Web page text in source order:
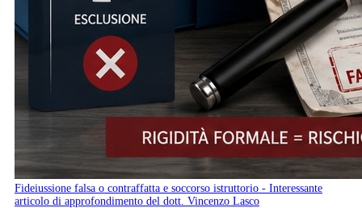
Fideiussione falsa o contraffatta e soccorso istruttorio - Interessante
articolo di approfondimento del dott. Vincenzo Lasco